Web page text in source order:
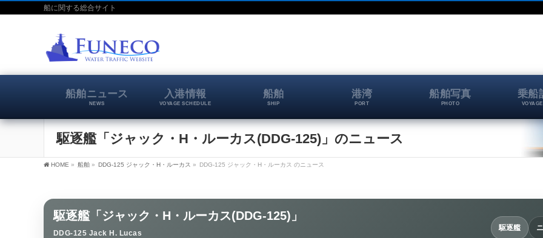
船に関する総合サイト
船舶ニュース
NEWS
入港情報
VOYAGE SCHEDULE
船舶
SHIP
港湾
PORT
船舶写真
PHOTO
乗船
駆逐艦「ジャック・H・ルーカス(DDG-125)」のニュース
HOME » 船舶 » DDG-125 ジャック・H・ルーカス » DDG-125 ジャック・H・ルーカス のニュース
駆逐艦「ジャック・H・ルーカス(DDG-125)」
DDG-125 Jack H. Lucas
駆逐艦